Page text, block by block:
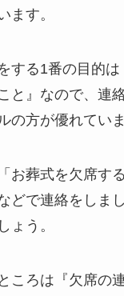
ます。
する1番の目的は
と』なので、連
の方が優れていま
お葬式を欠席す
どで連絡をしま
ょう。
ころは『欠席の